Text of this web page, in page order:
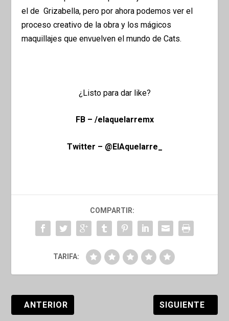
el de Grizabella, pero por ahora podemos ver el
proceso creativo de la obra y los mágicos
maquillajes que envuelven el mundo deCats.
¿Listo para dar like?
FB – /elaquelarremx
Twitter – @ElAquelarre_
COMPARTIR:
TARIFA:
ANTERIOR SIGUIENTE